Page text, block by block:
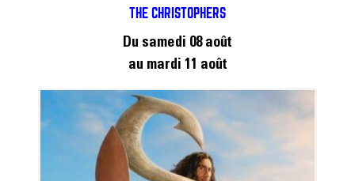
THE CHRISTOPHERS
Du samedi 08 août
au mardi 11 août